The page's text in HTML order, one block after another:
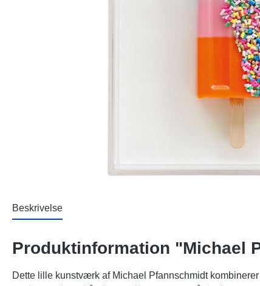
Beskrivelse
Produktinformation "Michael
Dette lille kunstværk af Michael Pfannschmidt